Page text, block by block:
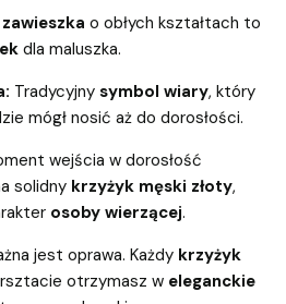
zawieszka o obłych kształtach to
dla maluszka.
Tradycyjny symbol wiary, który
mógł nosić aż do dorosłości.
wejścia w dorosłość
solidny krzyżyk męski złoty,
osoby wierzącej.
jest oprawa. Każdy krzyżyk
otrzymasz w eleganckie